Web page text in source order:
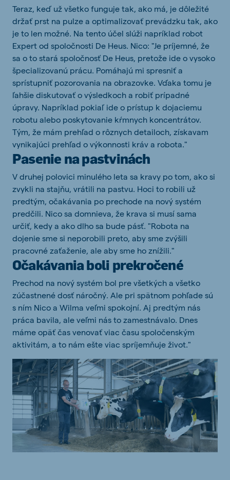
Teraz, keď už všetko funguje tak, ako má, je dôležité
držať prst na pulze a optimalizovať prevádzku tak, ako
je to len možné. Na tento účel slúži napríklad robot
Expert od spoločnosti De Heus. Nico: "Je príjemné, že
sa o to stará spoločnosť De Heus, pretože ide o vysoko
špecializovanú prácu. Pomáhajú mi spresniť a
sprístupniť pozorovania na obrazovke. Vďaka tomu je
ľahšie diskutovať o výsledkoch a robiť prípadné
úpravy. Napríklad pokiaľ ide o prístup k dojaciemu
robotu alebo poskytovanie kŕmnych koncentrátov.
Tým, že mám prehľad o rôznych detailoch, získavam
vynikajúci prehľad o výkonnosti kráv a robota."
Pasenie na pastvinách
V druhej polovici minulého leta sa kravy po tom, ako si
zvykli na stajňu, vrátili na pastvu. Hoci to robili už
predtým, očakávania po prechode na nový systém
predčili. Nico sa domnieva, že krava si musí sama
určiť, kedy a ako dlho sa bude pásť. "Robota na
dojenie sme si neporobili preto, aby sme zvýšili
pracovné zaťaženie, ale aby sme ho znížili."
Očakávania boli prekročené
Prechod na nový systém bol pre všetkých a všetko
zúčastnené dosť náročný. Ale pri spätnom pohľade sú
s ním Nico a Wilma veľmi spokojní. Aj predtým nás
práca bavila, ale veľmi nás to zamestnávalo. Dnes
máme opäť čas venovať viac času spoločenským
aktivitám, a to nám ešte viac spríjemňuje život."